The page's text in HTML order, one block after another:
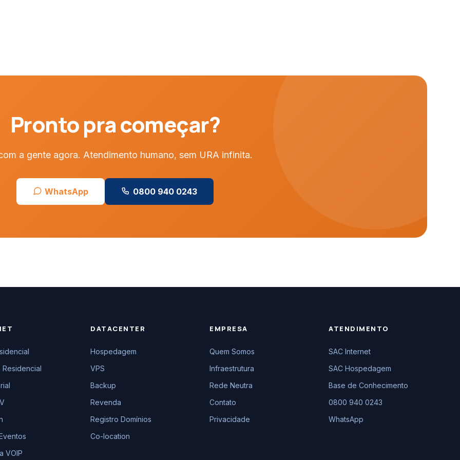
Pronto pra começar?
a gente agora. Atendimento humano, sem URA infinita.
WhatsApp 0800 940 0243
Residencial
VOIP
DATACENTER
Hospedagem
VPS
Backup
Revenda
Registro Domínios
Co-location
EMPRESA
Quem Somos
Infraestrutura
Rede Neutra
Contato
Privacidade
ATENDIMENTO
SAC Internet
SAC Hospedagem
Base de Conhecimento
0800 940 0243
WhatsApp